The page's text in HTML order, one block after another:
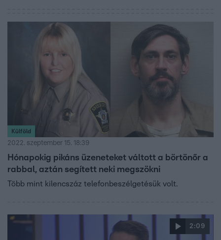
Külföld
2022. szeptember 15. 18:39
Hónapokig pikáns üzeneteket váltott a börtönőr a
rabbal, aztán segített neki megszökni
Több mint kilencszáz telefonbeszélgetésük volt.
2:09